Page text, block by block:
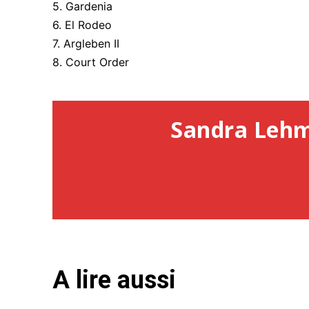
5. Gardenia
6. El Rodeo
7. Argleben II
8. Court Order
Sandra
A lire aussi